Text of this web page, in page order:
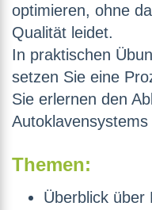
optimieren, ohne
Qualität leidet.
In praktischen
setzen Sie eine
Sie erlernen den
Themen:
Überblick über